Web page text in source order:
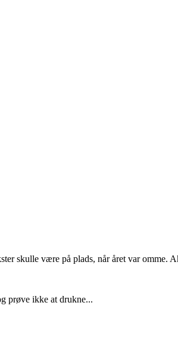
skulle være på plads, når året var omme.
prøve ikke at drukne...